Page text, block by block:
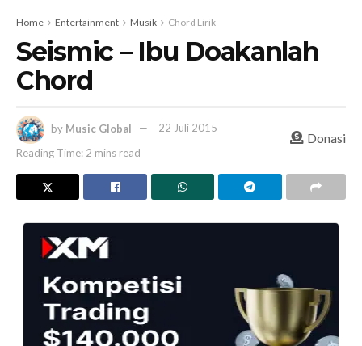
Home Entertainment Musik Chord Lirik
Seismic – Ibu Doakanlah
Chord
by Music Global
22 Juli 2015
Reading Time: 2 mins read
Donasi